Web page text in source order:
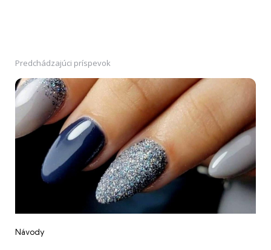
Post
navigation
Predchádzajúci príspevok
Návody